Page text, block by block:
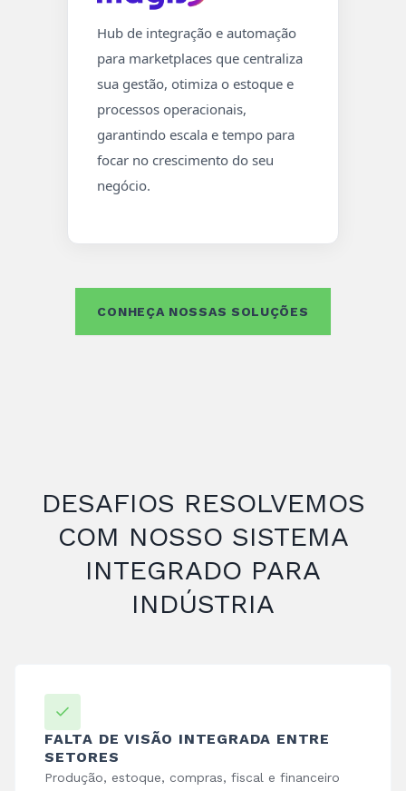
Hub de integração e automação
para marketplaces que centraliza
sua gestão, otimiza o estoque e
processos operacionais,
garantindo escala e tempo para
focar no crescimento do seu
negócio.
CONHEÇA NOSSAS SOLUÇÕES
DESAFIOS RESOLVEMOS
COM NOSSO SISTEMA
INTEGRADO PARA
INDÚSTRIA
FALTA DE VISÃO INTEGRADA ENTRE
SETORES
Produção, estoque, compras, fiscal e financeiro